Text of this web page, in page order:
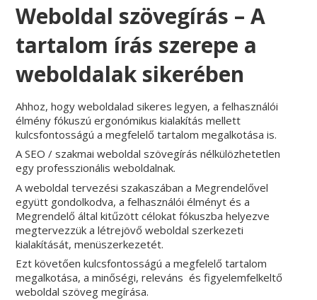
Weboldal szövegírás – A
tartalom írás szerepe a
weboldalak sikerében
Ahhoz, hogy weboldalad sikeres legyen, a felhasználói
élmény fókuszú ergonómikus kialakítás mellett
kulcsfontosságú a megfelelő tartalom megalkotása is.
A SEO / szakmai weboldal szövegírás nélkülözhetetlen
egy professzionális weboldalnak.
A weboldal tervezési szakaszában a Megrendelővel
együtt gondolkodva, a felhasználói élményt és a
Megrendelő által kitűzött célokat fókuszba helyezve
megtervezzük a létrejövő weboldal szerkezeti
kialakítását, menüszerkezetét.
Ezt követően kulcsfontosságú a megfelelő tartalom
megalkotása, a minőségi, releváns és figyelemfelkeltő
weboldal szöveg megírása.